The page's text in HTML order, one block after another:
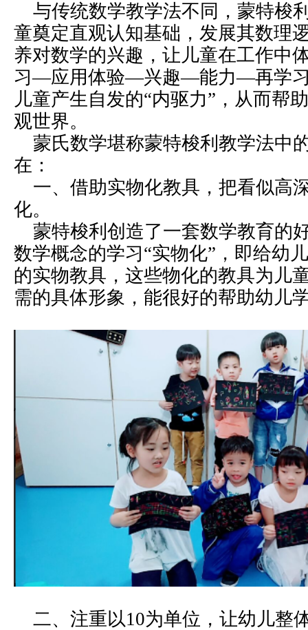
与传统数学教学法不同，蒙特梭
童奠定直观认知基础，发展其数理
养对数学的兴趣，让儿童在工作中
习—应用体验—兴趣—能力—再学习
儿童产生自发的“内驱力”，从而帮
观世界。
蒙氏数学堪称蒙特梭利教学法中
在：
一、借助实物化教具，把看似高
化。
蒙特梭利创造了一套数学教育的
数学概念的学习“实物化”，即给幼
的实物教具，这些物化的教具为儿
需的具体形象，能很好的帮助幼儿
二、注重以10为单位，让幼儿整